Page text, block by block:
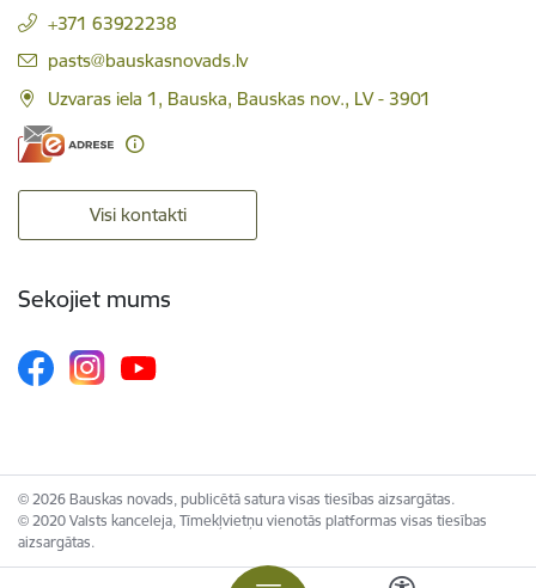
+371 63922238
E-pasts:
pasts@bauskasnovads.lv
Uzvaras iela 1, Bauska, Bauskas nov., LV - 3901
Visi kontakti
Sekojiet mums
© 2026 Bauskas novads, publicētā satura visas tiesības aizsargātas.
© 2020 Valsts kanceleja, Tīmekļvietņu vienotās platformas visas tiesības
aizsargātas.